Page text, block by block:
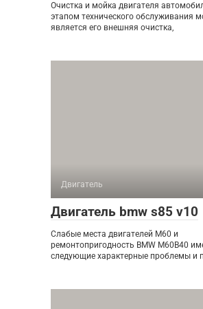
Очистка и мойка двигателя
этапом технического обслуживания
является его внешняя очистка,
Двигатель
Двигатель bmw s85 v10
Слабые места двигателей M60 и
ремонтопригодность BMW M60B40
следующие характерные проблемы и